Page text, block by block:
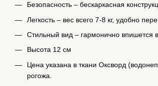
Безопасность – бескаркасная
Легкость – вес всего 7-8 кг, удобно
Стильный вид – гармонично впишется
Высота 12 см
Цена указана в ткани Оксворд
рогожа.